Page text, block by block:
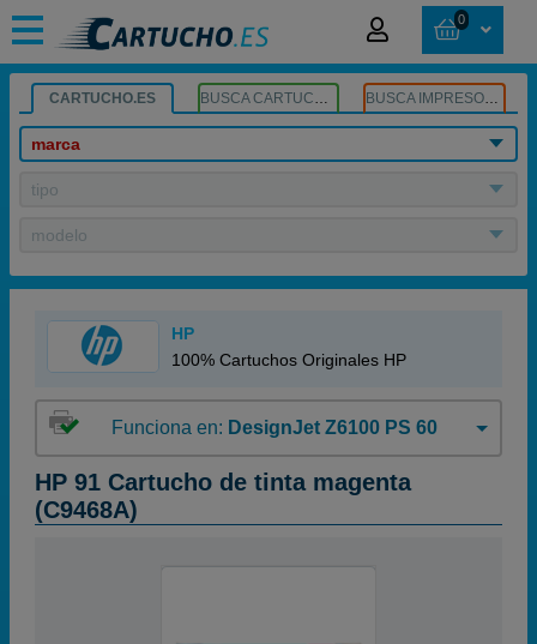
0
CARTUCHO.ES BUSCA CARTUCHOS BUSCA IMPRESORA
marca
tipo
modelo
HP
100% Cartuchos Originales HP
Funciona en: DesignJet Z6100 PS 60
HP 91 Cartucho de tinta magenta
(C9468A)